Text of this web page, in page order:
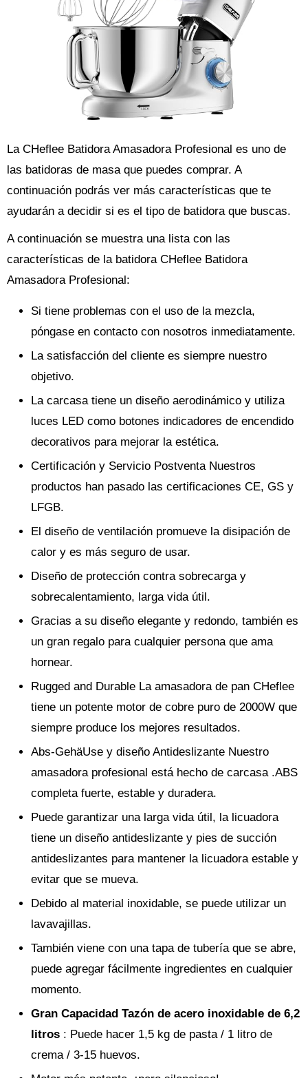
La CHeflee Batidora Amasadora Profesional es uno de
las batidoras de masa que puedes comprar. A
continuación podrás ver más características que te
ayudarán a decidir si es el tipo de batidora que buscas.
A continuación se muestra una lista con las
características de la batidora CHeflee Batidora
Amasadora Profesional:
Si tiene problemas con el uso de la mezcla,
póngase en contacto con nosotros inmediatamente.
La satisfacción del cliente es siempre nuestro
objetivo.
La carcasa tiene un diseño aerodinámico y utiliza
luces LED como botones indicadores de encendido
decorativos para mejorar la estética.
Certificación y Servicio Postventa Nuestros
productos han pasado las certificaciones CE, GS y
LFGB.
El diseño de ventilación promueve la disipación de
calor y es más seguro de usar.
Diseño de protección contra sobrecarga y
sobrecalentamiento, larga vida útil.
Gracias a su diseño elegante y redondo, también es
un gran regalo para cualquier persona que ama
hornear.
Rugged and Durable La amasadora de pan CHeflee
tiene un potente motor de cobre puro de 2000W que
siempre produce los mejores resultados.
Abs-GehäUse y diseño Antideslizante Nuestro
amasadora profesional está hecho de carcasa .ABS
completa fuerte, estable y duradera.
Puede garantizar una larga vida útil, la licuadora
tiene un diseño antideslizante y pies de succión
antideslizantes para mantener la licuadora estable y
evitar que se mueva.
Debido al material inoxidable, se puede utilizar un
lavavajillas.
También viene con una tapa de tubería que se abre,
puede agregar fácilmente ingredientes en cualquier
momento.
Gran Capacidad Tazón de acero inoxidable de 6,2
litros : Puede hacer 1,5 kg de pasta / 1 litro de
crema / 3-15 huevos.